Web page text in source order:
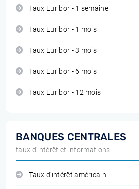
Taux Euribor - 1 semaine
Taux Euribor - 1 mois
Taux Euribor - 3 mois
Taux Euribor - 6 mois
Taux Euribor - 12 mois
BANQUES CENTRALES
taux d'intérêt et informations
Taux d'intérêt américain